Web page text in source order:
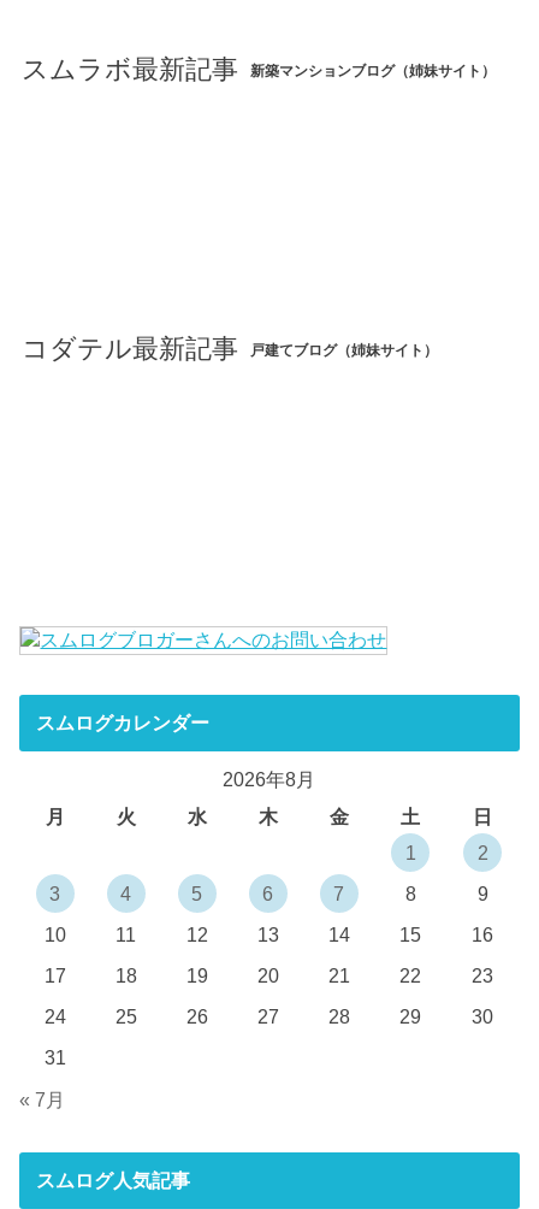
スムラボ最新記事 新築マンションブログ（姉妹サイト）
コダテル最新記事 戸建てブログ（姉妹サイト）
スムログカレンダー
2026年8月
月
火 水 木 金 土
日
1
2
3
4 5 6 7 8
9
10
11 12 13 14 15
16
17
18 19 20 21 22
23
24
25 26 27 28 29
30
31
« 7月
スムログ人気記事